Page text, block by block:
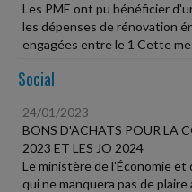
Les PME ont pu bénéficier
les dépenses de rénovation
engagées entre le 1 Cette
Social
24/01/2023
BONS D'ACHATS POUR LA
2023 ET LES JO 2024
Le ministère de l'Économie
qui ne manquera pas de